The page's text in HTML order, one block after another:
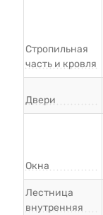
Стропильная
часть и кровля
Двери
Окна
Лестница
внутренняя